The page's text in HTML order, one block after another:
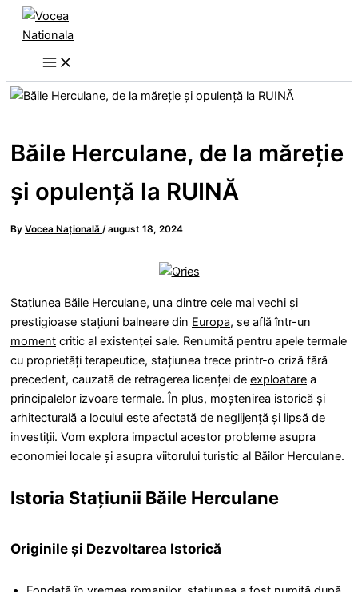
Skip
Băile Herculane, de la măreție
și opulență la RUINĂ
By Vocea Națională /august 18, 2024
Stațiunea Băile Herculane, una dintre cele mai vechi și
prestigioase stațiuni balneare din Europa, se află într-un
moment critic al existenței sale. Renumită pentru apele termale
cu proprietăți terapeutice, stațiunea trece printr-o criză fără
precedent, cauzată de retragerea licenței de exploatare a
principalelor izvoare termale. În plus, moștenirea istorică și
arhitecturală a locului este afectată de neglijență și lipsă de
investiții. Vom explora impactul acestor probleme asupra
economiei locale și asupra viitorului turistic al Băilor Herculane.
Istoria Stațiunii Băile Herculane
Originile și Dezvoltarea Istorică